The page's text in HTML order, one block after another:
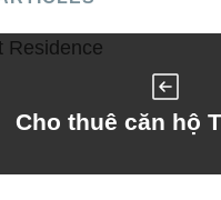
Cho thuê căn hộ